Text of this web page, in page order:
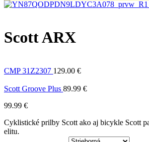
Scott ARX
CMP 31Z2307 129.00 €
Scott Groove Plus 89.99 €
99.99 €
Cyklistické prilby Scott ako aj bicykle Scott
elitu.